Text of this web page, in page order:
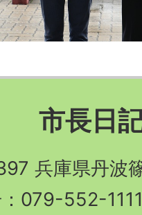
市長日
兵庫県丹波
079-552-